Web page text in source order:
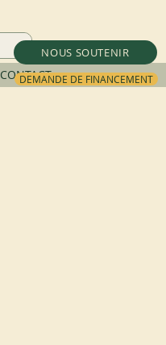
NOUS SOUTENIR
DEMANDE DE FINANCEMENT
CONTACT